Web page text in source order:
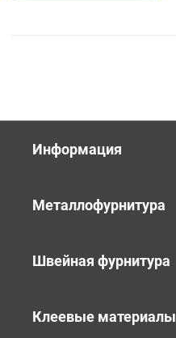
Информация
Металлофурнитура
Швейная фурнитура
Клеевые материалы